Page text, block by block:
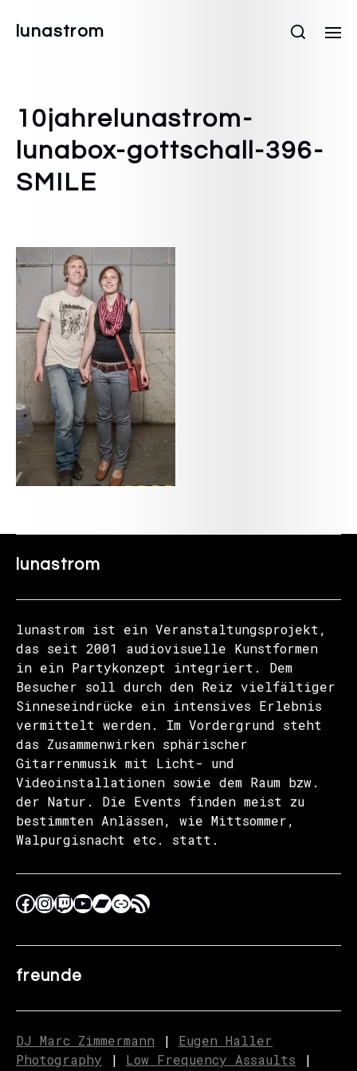
lunastrom
10jahrelunastrom-
lunabox-gottschall-396-
SMILE
lunastrom
lunastrom ist ein Veranstaltungsprojekt,
das seit 2001 audiovisuelle Kunstformen
in ein Partykonzept integriert. Dem
Besucher soll durch den Reiz vielfältiger
Sinneseindrücke ein intensives Erlebnis
vermittelt werden. Im Vordergrund steht
das Zusammenwirken sphärischer
Gitarrenmusik mit Licht- und
Videoinstallationen sowie dem Raum bzw.
der Natur. Die Events finden meist zu
bestimmten Anlässen, wie Mittsommer,
Walpurgisnacht etc. statt.
freunde
DJ Marc Zimmermann | Eugen Haller
Photography | Low Frequency Assaults |